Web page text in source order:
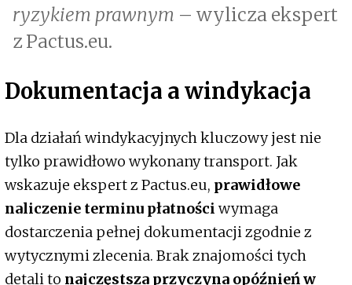
ryzykiem prawnym – wylicza ekspert
z Pactus.eu.
Dokumentacja a windykacja
Dla działań windykacyjnych kluczowy jest nie
tylko prawidłowo wykonany transport. Jak
wskazuje ekspert z Pactus.eu, prawidłowe
naliczenie terminu płatnościwymaga
dostarczenia pełnej dokumentacji zgodnie z
wytycznymi zlecenia. Brak znajomości tych
detali to najczęstsza przyczyna opóźnień w